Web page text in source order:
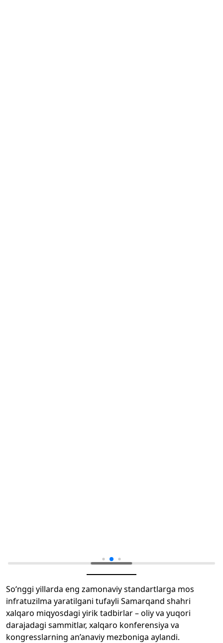
So‘nggi yillarda eng zamonaviy standartlarga mos
infratuzilma yaratilgani tufayli Samarqand shahri
xalqaro miqyosdagi yirik tadbirlar – oliy va yuqori
darajadagi sammitlar, xalqaro konferensiya va
kongresslarning an’anaviy mezboniga aylandi.